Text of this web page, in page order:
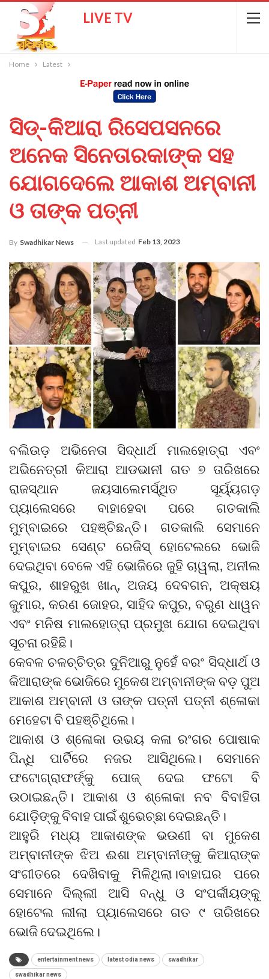
LIVE TV
Home Latest
ସିଡ୍-କିଆରା ରିସେପସନରେ
ଅନେକ ସିନେତାରକାଙ୍କ ସହ
ଯୋଗଦେଲେ ଆକାଶ ଅମ୍ବାନୀ
ଓ ତାଙ୍କ ପତ୍ନୀ
By Swadhikar News Last updated Feb 13, 2023
ବଲିଉଡ଼ ଅଭିନେତା ସିଦ୍ଧାର୍ଥ ମାଲହୋତ୍ରା ଏବଂ
ଅଭିନେତ୍ରୀ କିଆରା ଆଡଭାନୀ ଗତ ୭ ତାରିଖରେ
ରାଜସ୍ଥାନ ଜୟସାଲେମର୍ସ୍ଥିତ ସୂର୍ୟ୍ୟଗଡ଼
ପ୍ୟାଲେସରେ ବାହାହେବା ପରେ ଗତକାଲି
ମୁମ୍ବାଇରେ ପହଞ୍ଚିଛନ୍ତି। ଗତକାଲି ସେମାନେ
ମୁମ୍ବାଇର ସେଣ୍ଟ ରେଜିସ୍ ହୋଟେଲରେ ଭୋଜି
ଦେଇଥିବା ବେଳେ ଏହି ଭୋଜିରେ ଜୁହି ଚାୱଲା, ଅନୀଲ
କପୁର, ଶାହରୁଖ ଖାନ୍, ଅଜୟ ଦେବଗନ, ଅକ୍ଷୟ
କୁମାର, କରଣ ଜୋହର, ସାହିଦ କପୁର, ବରୁଣ ଧାୱନ
ଏବଂ ମନିଷ ମାଲହୋତ୍ରା ପ୍ରମୁଖ ଯୋଗ ଦେଇଥିବା
ସୂଚନା ରହିଛି।
କେବଳ ଚଳଚ୍ଚିତ୍ର ଦୁନିଆରୁ ନୁହେଁ ବରଂ ସିଦ୍ଧାର୍ଥ ଓ
କିଆରାଙ୍କ ଭୋଜିରେ ମୁକେଶ ଅମ୍ବାନୀଙ୍କ ବଡ଼ ପୁଅ
ଆକାଶ ଅମ୍ବାନୀ ଓ ତାଙ୍କ ପତ୍ନୀ ପତ୍ନୀ ଶ୍ଳୋକା
ମେହେଟା ବି ପହଞ୍ଚିଥିଲେ।
ଆକାଶ ଓ ଶ୍ଳୋକା ଉଭୟ କଳା ରଂଗର ପୋଷାକ
ପିନ୍ଧି ପାର୍ଟିରେ ନଜର ଆସିଥିଲେ। ସେମାନେ
ଫଟୋଗ୍ରାଫର୍ଙ୍କୁ ପୋଜ୍ ଦେଇ ଫଟୋ ବି
ଉଠାଇଛନ୍ତି। ଆକାଶ ଓ ଶ୍ଳୋକା ନବ ବିବାହିତା
ଯୋଡ଼ିଙ୍କୁ ବିବାହ ପାଇଁ ଶୁଭେଚ୍ଛା ଦେଇଛନ୍ତି।
ଆହୁରି ମଧ୍ୟ ଆକାଶଙ୍କ ଭଉଣୀ ବା ମୁକେଶ
ଅମ୍ବାନୀଙ୍କ ଝିଅ ଈଶା ଅମ୍ବାନୀଙ୍କୁ କିଆରାଙ୍କ
ସଂଗୀତରେ ଦେଖିବାକୁ ମିଳିଥିଲା।ବାହାଘର ପରେ
ସେମାନେ ଦିଲ୍ଲୀ ଆସି ବନ୍ଧୁ ଓ ସଂପର୍କୀୟଙ୍କୁ
ହୋଟେଲ ଲୀଲା ପ୍ୟାଲେସରେ ଗତ ୯ ତାରିଖରେ
ଭୋଜି ଦେଇଥିଲେ।
entertainment news latest odia news swadhikar
swadhikar news